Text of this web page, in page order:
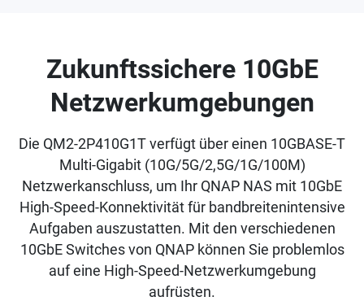
Zukunftssichere 10GbE
Netzwerkumgebungen
Die QM2-2P410G1T verfügt über einen 10GBASE-T
Multi-Gigabit (10G/5G/2,5G/1G/100M)
Netzwerkanschluss, um Ihr QNAP NAS mit 10GbE
High-Speed-Konnektivität für bandbreitenintensive
Aufgaben auszustatten. Mit den verschiedenen
10GbE Switches von QNAP können Sie problemlos
auf eine High-Speed-Netzwerkumgebung
aufrüsten.